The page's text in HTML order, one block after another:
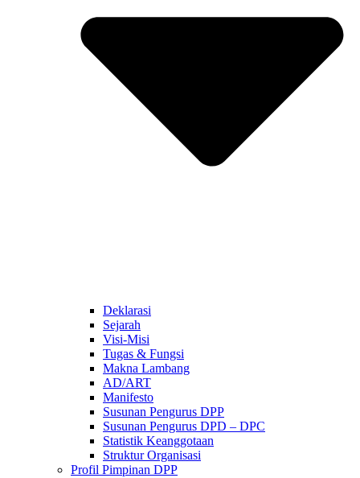
Deklarasi
Sejarah
Visi-Misi
Tugas & Fungsi
Makna Lambang
AD/ART
Manifesto
Susunan Pengurus DPP
Susunan Pengurus DPD – DPC​
Statistik Keanggotaan
Struktur Organisasi
Profil Pimpinan DPP